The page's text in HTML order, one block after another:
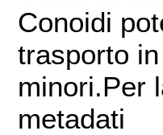
Conoidi
trasporto
minori.Per
metadati